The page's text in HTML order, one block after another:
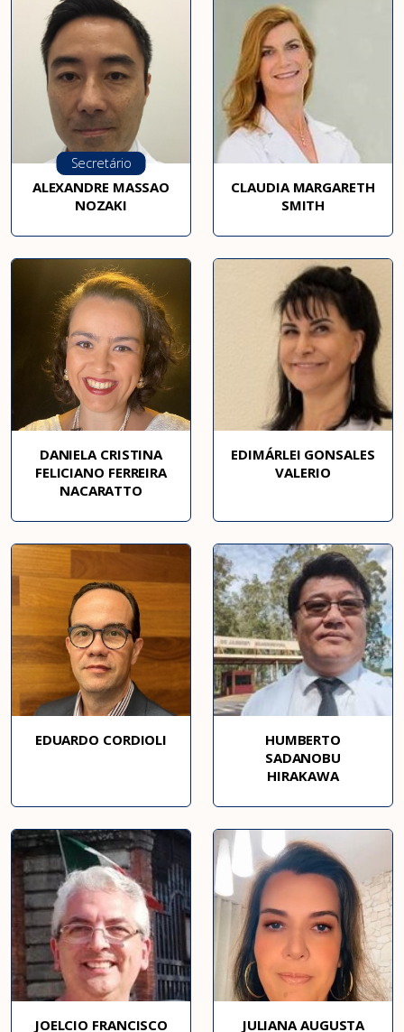
Secretário
ALEXANDRE MASSAO
NOZAKI
CLAUDIA MARGARETH
SMITH
DANIELA CRISTINA
FELICIANO FERREIRA
NACARATTO
EDIMÁRLEI GONSALES
VALERIO
EDUARDO CORDIOLI
HUMBERTO
SADANOBU
HIRAKAWA
JOELCIO FRANCISCO JULIANA AUGUSTA